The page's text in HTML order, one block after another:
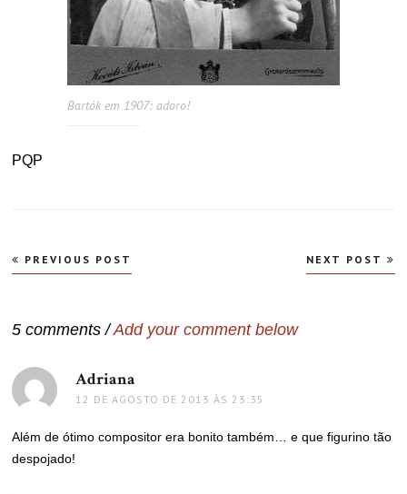
Bartók em 1907: adoro!
PQP
Navegação
de
PREVIOUS POST NEXT POST
5 comments /Add your comment below
Adriana
12 DE AGOSTO DE 2013 ÀS 23:35
Além de ótimo compositor era bonito também… e que figurino tão
despojado!